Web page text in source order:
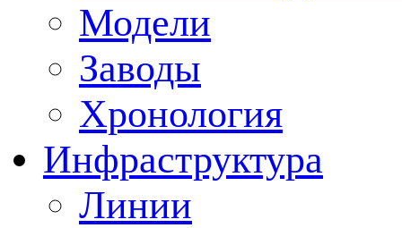
Модели
Заводы
Хронология
Инфраструктура
Линии